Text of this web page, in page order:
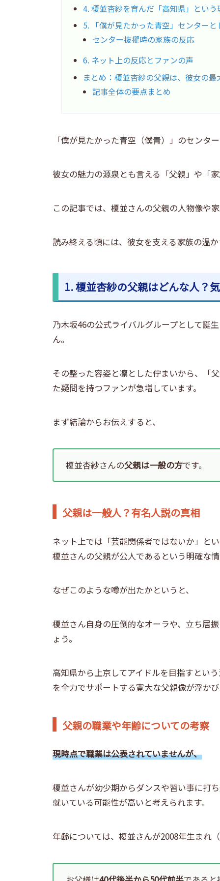
4. 榎並杏紗を育んだ「高知県」という
5. 「僕が見たかった青空」センター
センター抜擢時の家族の反応
6. ネット上の反応とファンの声
まとめ：榎並杏紗の父親は、彼女の
記事全体の要点まとめ
「僕が見たかった青空（僕青）」のセンタ
彼女の魅力の源泉とも言える「父親」や「
この記事では、榎並さんの父親の人物像や
読み終える頃には、彼女を支える家族の温
1. 榎並杏紗の父親はどんな人？
乃木坂46の公式ライバルグループとして誕
ん。
その整った容姿と凛とした佇まいから、
「
た疑問を持つファンが急増しています。
まず結論からお伝えすると、
榎並杏紗さんの父親は一般の方です。
父親は一般人？有名人説の真相
ネット上では「芸能関係者ではないか」と
榎並さんの父親が公人であるという明確な
なぜこのような噂が出たかというと、
榎並さん自身の圧倒的なオーラや、立ち居
ょう。
高知県から上京してアイドルを目指すとい
を全力でサポートする寛大な父親像が浮か
父親の職業や年齢についての考察
現時点で職業は公表されていませんが、
榎並さんが幼少期からダンスや習い事に打
就いている可能性が高いと考えられます。
年齢については、榎並さんが2008年生まれ